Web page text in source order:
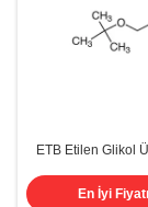
ETB Etilen Glikol
Kimya
En İyi